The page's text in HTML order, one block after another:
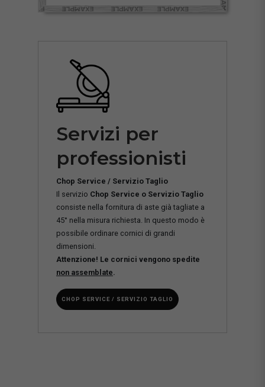
Servizi per
professionisti
Chop Service / Servizio Taglio
Il servizio Chop Service o Servizio Taglio
consiste nella fornitura di aste già tagliate a
45° nella misura richiesta. In questo modo è
possibile ordinare cornici di grandi
dimensioni.
Attenzione! Le cornici vengono spedite
non assemblate
CHOP SERVICE / SERVIZIO TAGLIO